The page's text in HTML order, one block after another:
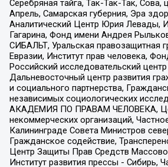
Серебряная тайга, Так-Так-Так, Сова,
Апрель, Самарская губерния, Эра
Аналитический Центр Юрия Левады,
Гагарина, Фонд имени Андрея
СИБАЛЬТ, Уральская правозащитная
Евразии, Институт прав человека,
Российский исследовательский
Дальневосточный центр развития
и социального партнерства,
независимых социологических
АКАДЕМИЯ ПО ПРАВАМ ЧЕЛОВЕКА,
некоммерческих организаций,
Калининграде Совета Министров
Гражданское содействие,
Центр Защиты Прав Средств
Институт развития прессы - Сибирь,